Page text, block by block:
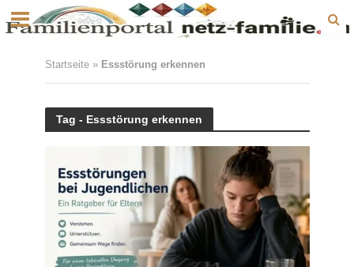
Startseite» Essstörung erkennen
Tag - Essstörung erkennen